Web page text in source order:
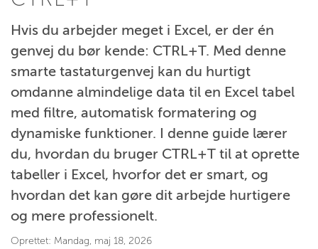
Hvis du arbejder meget i Excel, er der én
genvej du bør kende: CTRL+T. Med denne
smarte tastaturgenvej kan du hurtigt
omdanne almindelige data til en Excel tabel
med filtre, automatisk formatering og
dynamiske funktioner. I denne guide lærer
du, hvordan du bruger CTRL+T til at oprette
tabeller i Excel, hvorfor det er smart, og
hvordan det kan gøre dit arbejde hurtigere
og mere professionelt.
Oprettet: Mandag, maj 18, 2026